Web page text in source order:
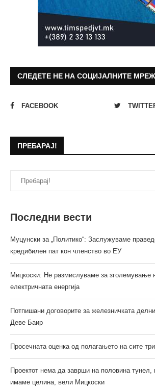
СЛЕДЕТЕ НЕ НА СОЦИЈАЛНИТЕ
FACEBOOK
ПРЕБАРАЈ!
Последни вести
Муцунски за „Политико“: Заслужуваме
кредибилен пат кон членство во ЕУ
Мицкоски: Не размислуваме за зголемување
електричната енергија
Потпишани договорите за железничката
Деве Баир
Просечната оценка од полагањето на сите
Проектот нема да заврши на половина тунел,
имаме целина, вели Мицкоски